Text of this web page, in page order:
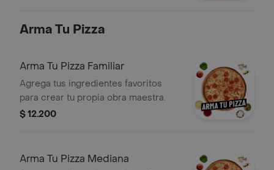
Arma Tu Pizza
Arma Tu Pizza Familiar
Agrega tus ingredientes favoritos
para crear tu propia obra maestra.
$ 12.200
Arma Tu Pizza Mediana